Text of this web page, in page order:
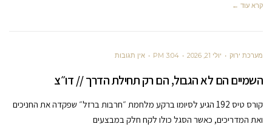
קרא עוד ←
מערכת ירוק יולי 21, 2026 3:04 PM אין תגובות
השמיים הם לא הגבול, הם רק תחילת הדרך // דו״צ
קורס טיס 192 הגיע לסיומו ברקע מלחמת ״חרבות ברזל״ שפקדה את החניכים
ואת המדריכים, כאשר הסגל כולו לקח חלק במבצעים